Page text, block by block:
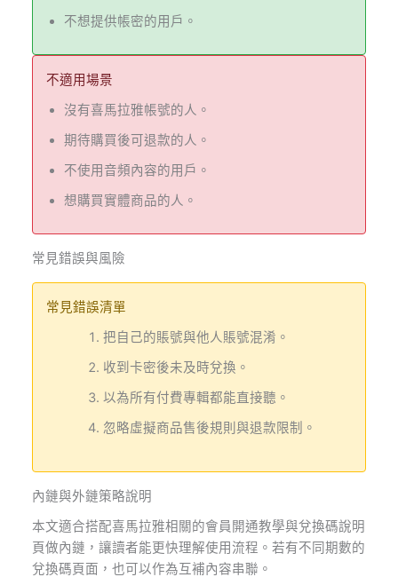
不想提供帳密的用戶。
不適用場景
沒有喜馬拉雅帳號的人。
期待購買後可退款的人。
不使用音頻內容的用戶。
想購買實體商品的人。
常見錯誤與風險
常見錯誤清單
把自己的賬號與他人賬號混淆。
收到卡密後未及時兌換。
以為所有付費專輯都能直接聽。
忽略虛擬商品售後規則與退款限制。
內鏈與外鏈策略說明
本文適合搭配喜馬拉雅相關的會員開通教學與兌換碼說明
頁做內鏈，讓讀者能更快理解使用流程。若有不同期數的
兌換碼頁面，也可以作為互補內容串聯。